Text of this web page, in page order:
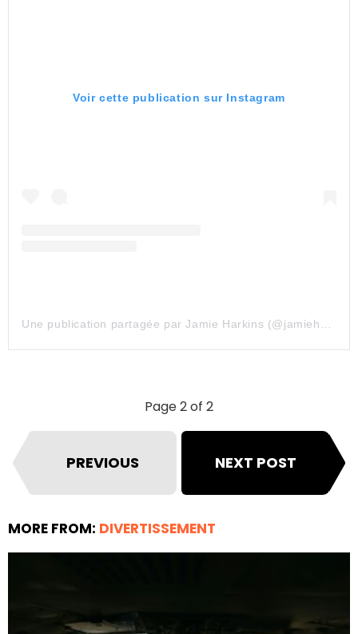
Voir cette publication sur Instagram
Page 2 of 2
PREVIOUS NEXT POST
MORE FROM: DIVERTISSEMENT